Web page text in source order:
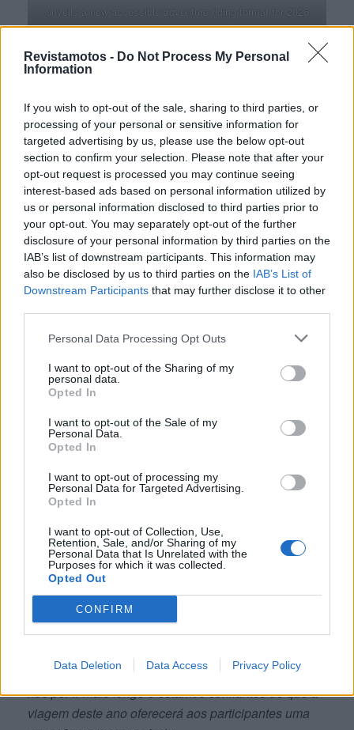
Revistamotos - Do Not Process My Personal
Information
If you wish to opt-out of the sale, sharing to third parties, or
processing of your personal or sensitive information for
targeted advertising by us, please use the below opt-out
section to confirm your selection. Please note that after your
opt-out request is processed you may continue seeing
interest-based ads based on personal information utilized by
us or personal information disclosed to third parties prior to
your opt-out. You may separately opt-out of the further
disclosure of your personal information by third parties on the
IAB’s list of downstream participants. This information may
also be disclosed by us to third parties on the IAB’s List of
Downstream Participants that may further disclose it to other
Personal Data Processing Opt Outs
I want to opt-out of the Sharing of my
personal data.
Opted In
I want to opt-out of the Sale of my
Personal Data.
Opted In
I want to opt-out of processing my
Personal Data for Targeted Advertising.
Opted In
I want to opt-out of Collection, Use,
Retention, Sale, and/or Sharing of my
Personal Data that Is Unrelated with the
Purposes for which it was collected.
Opted Out
CONFIRM
Data Deletion Data Access Privacy Policy
unveils a new accessible adventure riding format for 2026
XL750 Transalp, equipada com a mais recente
acelerador eletrónico (o sistema TBW). Esta moto de
aventura de média cilindrada é a parceira perfeita
para quem experimenta o motociclismo de aventura
pela primeira vez. A Transalp sente-se igualmente à
vontade numa passagem alpina ou a levantar poeira
em trilhos acidentados. A adição da embraiagem
eletrónica e do acelerador eletrónico, do portefólio
DreamTech da Honda, permite aos motociclistas
ligar, desligar e mudar de velocidade sem usar a
manete da embraiagem.
da mais recente XL750 Transalp, equipada com as
novas tecnologias Honda E-Clutch e DreamTech“,
comentou Nick Bennett, Diretor do Dept. de
Marketing da Honda Motor Europe.
acessibilidade, condução e especificações fazem
dela a parceira perfeita para as aventuras deste ano
ainda maior de motociclistas. Temos também o grato
prazer de dar novamente as boas-vindas à Dunlop
como parceiro oficial de pneus para mais este evento
Honda Adventure Roads, após a sua estreia bem-
sucedida em 2025. A Dunlop vem assim juntar-se
aos nossos parceiros já estabelecidos, a Honda
Official Accessories, a Cardo, a Alpinestars e a
Enduristan, para nos ajudar a proporcionar
Honda Adventure Roads. Todos os anos, esforçamo-
nos por ir mais longe e estamos confiantes de que a
viagem deste ano oferecerá aos participantes uma